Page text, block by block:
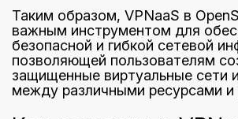
Таким образом, VPNaaS в
важным инструментом для
безопасной и гибкой сетевой
позволяющей пользователям
защищенные виртуальные сети
между различными ресурсами и